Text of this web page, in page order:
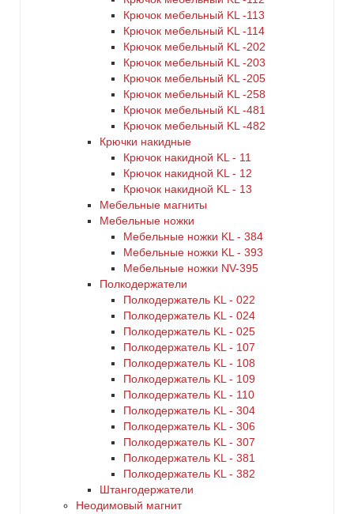
Крючок мебельный KL -113
Крючок мебельный KL -114
Крючок мебельный KL -202
Крючок мебельный KL -203
Крючок мебельный KL -205
Крючок мебельный KL -258
Крючок мебельный KL -481
Крючок мебельный KL -482
Крючки накидные
Крючок накидной KL - 11
Крючок накидной KL - 12
Крючок накидной KL - 13
Мебельные магниты
Мебельные ножки
Мебельные ножки KL - 384
Мебельные ножки KL - 393
Мебельные ножки NV-395
Полкодержатели
Полкодержатель KL - 022
Полкодержатель KL - 024
Полкодержатель KL - 025
Полкодержатель KL - 107
Полкодержатель KL - 108
Полкодержатель KL - 109
Полкодержатель KL - 110
Полкодержатель KL - 304
Полкодержатель KL - 306
Полкодержатель KL - 307
Полкодержатель KL - 381
Полкодержатель KL - 382
Штангодержатели
Неодимовый магнит